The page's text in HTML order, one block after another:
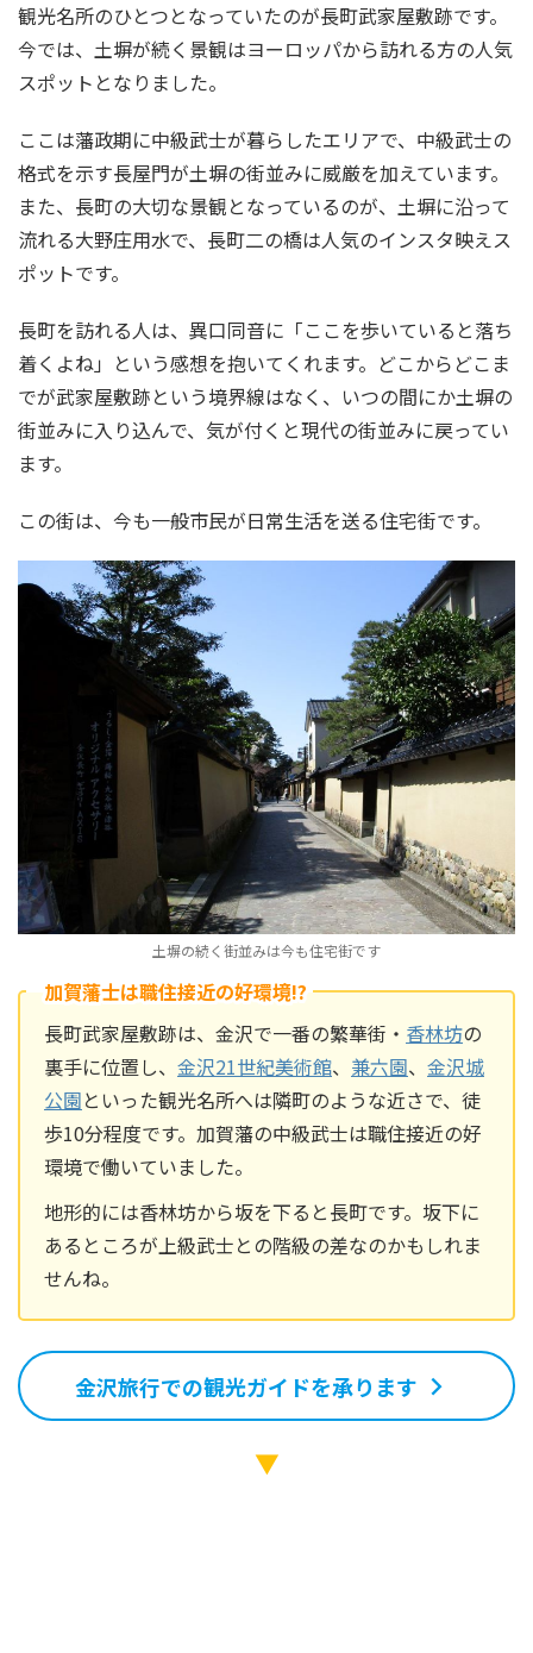
観光名所のひとつとなっていたのが長町武家屋敷跡です。
今では、土塀が続く景観はヨーロッパから訪れる方の人気
スポットとなりました。
ここは藩政期に中級武士が暮らしたエリアで、中級武士の
格式を示す長屋門が土塀の街並みに威厳を加えています。
また、長町の大切な景観となっているのが、土塀に沿って
流れる大野庄用水で、長町二の橋は人気のインスタ映えス
ポットです。
長町を訪れる人は、異口同音に「ここを歩いていると落ち
着くよね」という感想を抱いてくれます。どこからどこま
でが武家屋敷跡という境界線はなく、いつの間にか土塀の
街並みに入り込んで、気が付くと現代の街並みに戻ってい
ます。
この街は、今も一般市民が日常生活を送る住宅街です。
土塀の続く街並みは今も住宅街です
加賀藩士は職住接近の好環境!?
長町武家屋敷跡は、金沢で一番の繁華街・ 香林坊の
裏手に位置し、 金沢21世紀美術館、 兼六園、 金沢城
公園といった観光名所へは隣町のような近さで、徒
歩10分程度です。加賀藩の中級武士は職住接近の好
環境で働いていました。
地形的には香林坊から坂を下ると長町です。坂下に
あるところが上級武士との階級の差なのかもしれま
せんね。
金沢旅行での観光ガイドを承ります
▼